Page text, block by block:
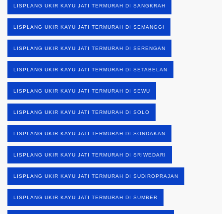
LISPLANG UKIR KAYU JATI TERMURAH DI SANGKRAH
LISPLANG UKIR KAYU JATI TERMURAH DI SEMANGGI
LISPLANG UKIR KAYU JATI TERMURAH DI SERENGAN
LISPLANG UKIR KAYU JATI TERMURAH DI SETABELAN
LISPLANG UKIR KAYU JATI TERMURAH DI SEWU
LISPLANG UKIR KAYU JATI TERMURAH DI SOLO
LISPLANG UKIR KAYU JATI TERMURAH DI SONDAKAN
LISPLANG UKIR KAYU JATI TERMURAH DI SRIWEDARI
LISPLANG UKIR KAYU JATI TERMURAH DI SUDIROPRAJAN
LISPLANG UKIR KAYU JATI TERMURAH DI SUMBER